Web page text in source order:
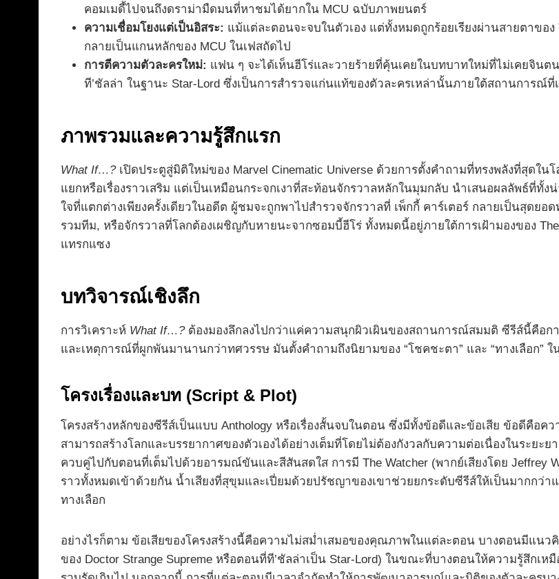
คอมเมดี้ไปจนถึงดราม่ามืดมนที่หาชมได้ยากใน MCU ฉบับภาพยนตร์
ความเชื่อมโยงแต่เป็นอิสระ: แม้แต่ละตอนจะจบในตัวเอง แต่ทั้งหมดถูกร้อยเรียงผ่านสายตาขอ
กลายเป็นแกนหลักของ MCU ในเฟสถัดไป
การตีความตัวละครใหม่: แฟน ๆ จะได้เห็นฮีโร่และวายร้ายที่คุ้นเคยในบทบาทใหม่ที่ไม่เคยจินต
ที’ชัลล่า ในฐานะ Star-Lord ซึ่งเป็นการสำรวจแก่นแท้ของตัวละครเหล่านั้นภายใต้สถานการณ์ที่
ภาพรวมและความรู้สึกแรก
What If…?เปิดประตูสู่มิติใหม่ของ Marvel Cinematic Universe ด้วยการตั้งคำถามที่ทรงพลังที่สุดใน
แยกหรือเรื่องราวเสริม แต่เป็นเหมือนกระจกเงาที่สะท้อนจักรวาลหลักในมุมกลับ นำเสนอผลลัพธ์ที่ทั้
ใจที่แตกต่างเพียงครั้งเดียวในอดีต ผู้ชมจะถูกพาไปสำรวจจักรวาลที่ เพ็กกี้ คาร์เตอร์ กลายเป็นสุดย
รวมทีม, หรือจักรวาลที่โลกต้องเผชิญกับหายนะจากซอมบี้ฮีโร่ ทั้งหมดนี้อยู่ภายใต้การเฝ้ามองของ
แทรกแซง
บทวิจารณ์เชิงลึก
การวิเคราะห์ What If…?ต้องมองลึกลงไปกว่าแค่ความสนุกผิวเผินของสถานการณ์สมมติ ซีรีส์นี้คือก
และเหตุการณ์ที่ผูกพันมานานกว่าทศวรรษ มันตั้งคำถามถึงนิยามของ “โชคชะตา” และ “ทางเลือก”
โครงเรื่องและบท (Script & Plot)
โครงสร้างหลักของซีรีส์เป็นแบบ Anthology หรือเรื่องสั้นจบในตอน ซึ่งมีทั้งข้อดีและข้อเสีย ข้อดีคือค
สามารถสร้างโลกและบรรยากาศของตัวเองได้อย่างเต็มที่โดยไม่ต้องกังวลกับความต่อเนื่องในระย
ควบคู่ไปกับตอนที่เต็มไปด้วยอารมณ์ขันและสีสันสดใส การมี The Watcher (พากย์เสียงโดย Jeffrey
ราวทั้งหมดเข้าด้วยกัน น้ำเสียงที่สุขุมและเปี่ยมด้วยปรัชญาของเขาช่วยยกระดับซีรีส์ให้เป็นมากกว่
ทางเลือก
อย่างไรก็ตาม ข้อเสียของโครงสร้างนี้คือความไม่สม่ำเสมอของคุณภาพในแต่ละตอน บางตอนมีแน
ของ Doctor Strange Supreme หรือตอนที่ที’ชัลล่าเป็น Star-Lord) ในขณะที่บางตอนให้ความรู้สึกเ